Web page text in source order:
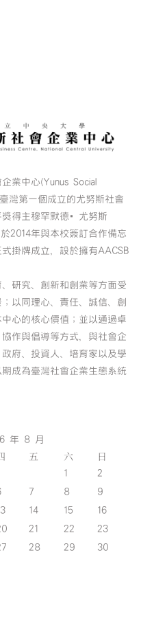
業中心(Yunus Social
灣第一個成立的尤努斯社會
獎得主穆罕默德•尤努斯
2014年與本校簽訂合作備忘
掛牌成立，設於擁有AACSB
研究、創新和創業等方面受
以同理心、責任、誠信、創
心的核心價值；並以通過卓
作與倡導等方式，與社會企
府、投資人、培育家以及學
成為臺灣社會企業生態系統
年 8 月
五 六 日
1
2
7 8
9
14 15
16
21 22
23
28 29
30